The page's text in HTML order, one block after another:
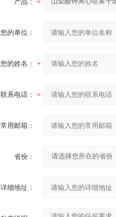
您的单位：
您的姓名：
联系电话：
常用邮箱：
省份：
详细地址：